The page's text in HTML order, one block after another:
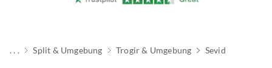
. . . Split & Umgebung Trogir & Umgebung Sevid